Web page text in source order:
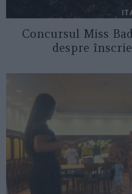
Concursul Miss
despre